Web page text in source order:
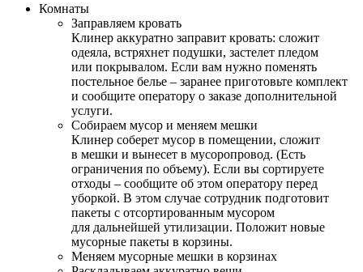
Комнаты
Заправляем кровать
Клинер аккуратно заправит кровать: сложит
одеяла, встряхнет подушки, застелет пледом
или покрывалом. Если вам нужно поменять
постельное белье – заранее приготовьте комплект
и сообщите оператору о заказе дополнительной
услуги.
Собираем мусор и меняем мешки
Клинер соберет мусор в помещении, сложит
в мешки и вынесет в мусоропровод. (Есть
ограничения по объему). Если вы сортируете
отходы – сообщите об этом оператору перед
уборкой. В этом случае сотрудник подготовит
пакеты с отсортированным мусором
для дальнейшей утилизации. Положит новые
мусорные пакеты в корзины.
Меняем мусорные мешки в корзинах